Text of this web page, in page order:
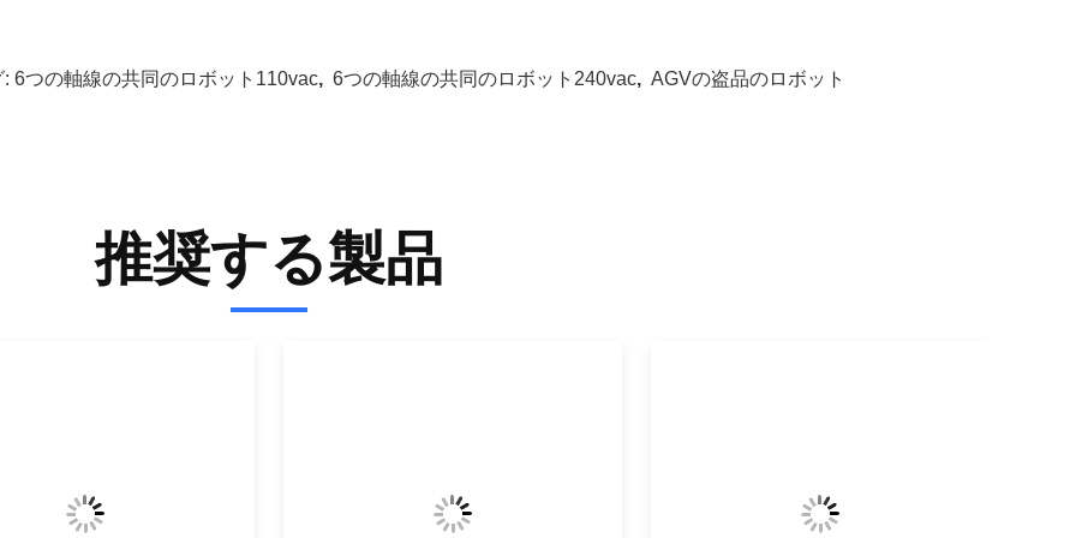
: 6つの軸線の共同のロボット110vac, 6つの軸線の共同のロボット240vac, AGVの盗品のロボット
推奨する製品